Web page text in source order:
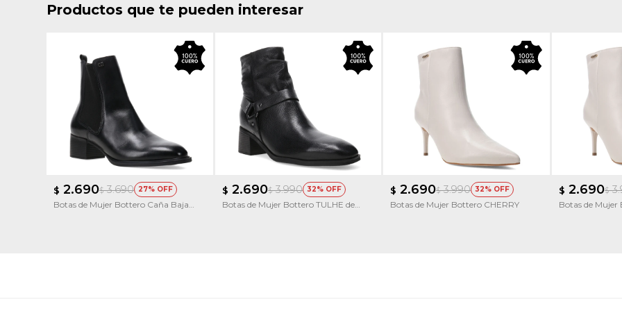
Productos que te pueden interesar
$ 2.690$ 3.690 27
Botas de Mujer Bottero Caña Baja
$ 2.690$ 3.990 32
Botas de Mujer Bottero TULHE de
$ 2.690$ 3.990 32
Botas de Mujer Bottero CHERRY
$ 2.690$
Botas de Mujer